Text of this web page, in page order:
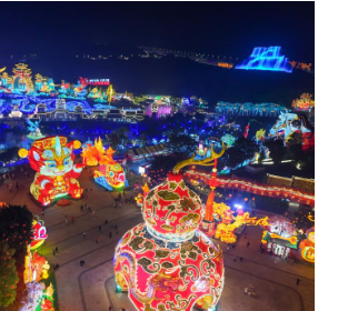
娱乐 悦读
一带一路 亚太网 上市公司
天津 河北 山西